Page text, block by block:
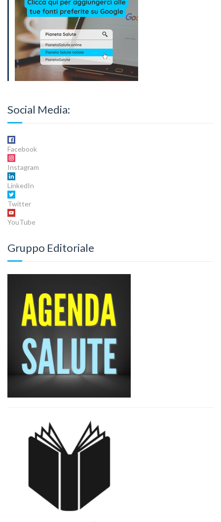
Social Media:
Facebook
Instagram
LinkedIn
Twitter
YouTube
Gruppo Editoriale